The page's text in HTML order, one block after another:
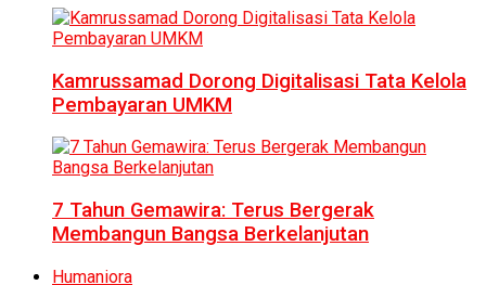
Kamrussamad Dorong Digitalisasi Tata Kelola
Pembayaran UMKM
7 Tahun Gemawira: Terus Bergerak
Membangun Bangsa Berkelanjutan
Humaniora